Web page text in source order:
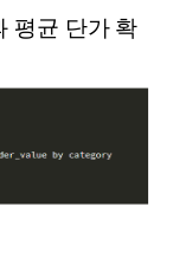
평균 단가 확